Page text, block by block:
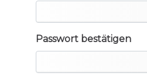
Passwort bestätigen